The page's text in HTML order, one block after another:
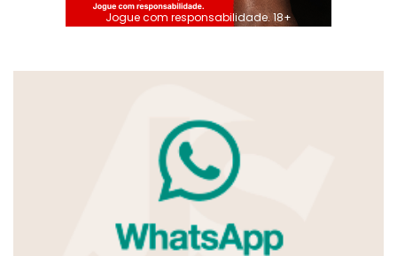
Jogue com responsabilidade. 18+